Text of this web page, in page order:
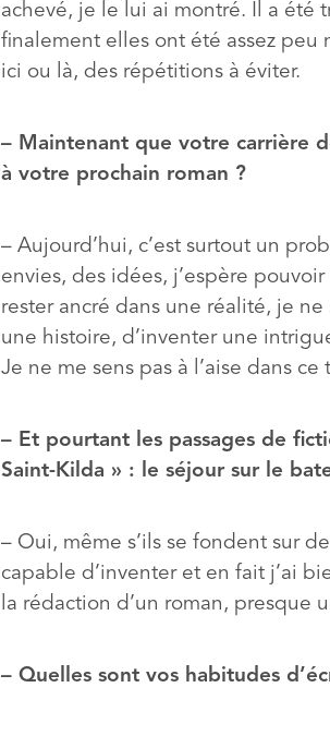
achevé, je le lui ai montré. Il a été
finalement elles ont été assez peu
ici ou là, des répétitions à éviter.
– Maintenant que votre carrière
à votre prochain roman ?
– Aujourd’hui, c’est surtout un
envies, des idées, j’espère
rester ancré dans une réalité, je
une histoire, d’inventer une
Je ne me sens pas à l’aise dans ce
– Et pourtant les passages de
Saint-Kilda » : le séjour sur le
– Oui, même s’ils se fondent sur
capable d’inventer et en fait j’ai
la rédaction d’un roman, presque
– Quelles sont vos habitudes